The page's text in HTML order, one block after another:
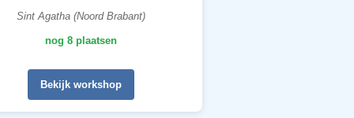
Sint Agatha (Noord Brabant)
nog 8 plaatsen
Bekijk workshop